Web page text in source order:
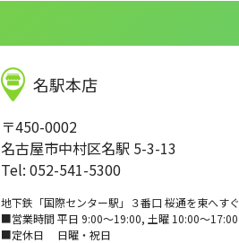
名駅本店
〒450-0002
名古屋市中村区名駅 5-3-13
Tel: 052-541-5300
地下鉄「国際センター駅」３番口 桜通を東へすぐ
■営業時間 平日 9:00～19:00, 土曜 10:00～17:00
■定休日 日曜・祝日